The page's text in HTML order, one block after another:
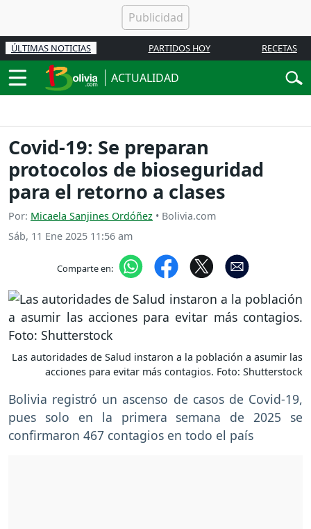
ÚLTIMAS NOTICIAS PARTIDOS HOY RECETAS
ACTUALIDAD
Covid-19: Se preparan
protocolos de bioseguridad
para el retorno a clases
Por: Micaela Sanjines Ordóñez • Bolivia.com
Sáb, 11 Ene 2025 11:56 am
Comparte en:
Las autoridades de Salud instaron a la población a asumir las
acciones para evitar más contagios. Foto: Shutterstock
Bolivia registró un ascenso de casos de Covid-19,
pues solo en la primera semana de 2025 se
confirmaron 467 contagios en todo el país